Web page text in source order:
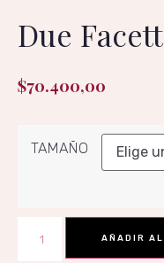
Due
$70.400,00
TAMAÑO
AÑADIR